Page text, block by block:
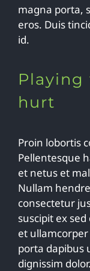
magna porta,
eros. Duis
id.
hurt
Proin lobortis
Pellentesque
et netus et
Nullam
consectetur
suscipit ex
et
porta dapibus
dignissim dolor.